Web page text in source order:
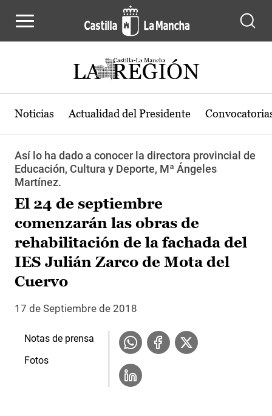
Noticias Actualidad del Presidente
Así lo ha dado a conocer la directora provincial de
Educación, Cultura y Deporte, Mª Ángeles
Martínez.
El 24 de septiembre
comenzarán las obras de
rehabilitación de la fachada del
IES Julián Zarco de Mota del
Cuervo
17 de Septiembre de 2018
Notas de prensa
Fotos